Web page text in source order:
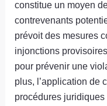
constitue un moyen
contrevenants
prévoit des mesures
injonctions
pour prévenir une
plus, l’application de
procédures juridiques